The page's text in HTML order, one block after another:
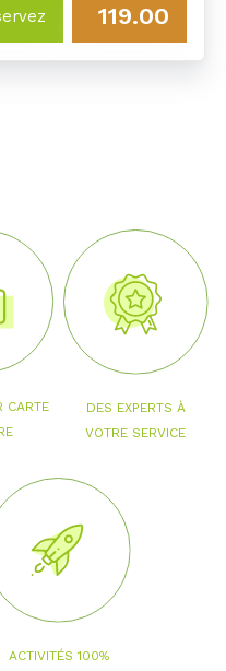
119.00
CARTE
DES EXPERTS À
VOTRE SERVICE
ACTIVITÉS 100%